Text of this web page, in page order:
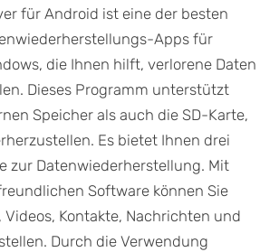
für Android ist eine der besten
Apps für
die Ihnen hilft, verlorene Daten
Dieses Programm unterstützt
Speicher als auch die SD-Karte,
Es bietet Ihnen drei
zur Datenwiederherstellung. Mit
Software können Sie
Videos, Kontakte, Nachrichten und
Durch die Verwendung